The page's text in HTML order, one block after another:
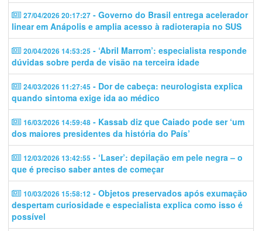
27/04/2026 20:17:27 - Governo do Brasil entrega acelerador
linear em Anápolis e amplia acesso à radioterapia no SUS
20/04/2026 14:53:25 - ‘Abril Marrom’: especialista responde
dúvidas sobre perda de visão na terceira idade
24/03/2026 11:27:45 - Dor de cabeça: neurologista explica
quando sintoma exige ida ao médico
16/03/2026 14:59:48 - Kassab diz que Caiado pode ser ‘um
dos maiores presidentes da história do País’
12/03/2026 13:42:55 - ‘Laser’: depilação em pele negra – o
que é preciso saber antes de começar
10/03/2026 15:58:12 - Objetos preservados após exumação
despertam curiosidade e especialista explica como isso é
possível